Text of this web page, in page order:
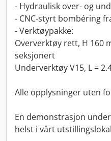
- Hydraulisk over- og
- CNC-styrt bombéring
- Verktøypakke:
Oververktøy rett, H 160
seksjonert
Underverktøy V15, L =
Alle opplysninger uten
En demonstrasjon
helst i vårt